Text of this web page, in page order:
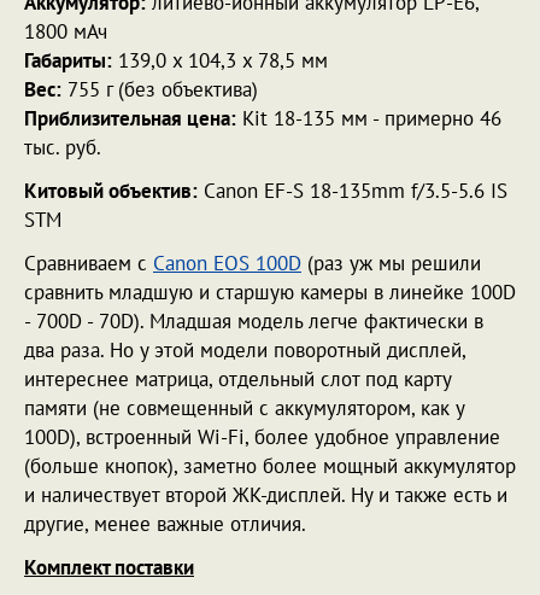
1800 мАч
Габариты: 139,0 x 104,3 x 78,5 мм
Вес: 755 г (без объектива)
Приблизительная цена: Kit 18-135 мм - примерно 46
тыс. руб.
Китовый объектив: Canon EF-S 18-135mm f/3.5-5.6 IS
STM
Сравниваем с Canon EOS 100D (раз уж мы решили
сравнить младшую и старшую камеры в линейке 100D
- 700D - 70D). Младшая модель легче фактически в
два раза. Но у этой модели поворотный дисплей,
интереснее матрица, отдельный слот под карту
памяти (не совмещенный с аккумулятором, как у
100D), встроенный Wi-Fi, более удобное управление
(больше кнопок), заметно более мощный аккумулятор
и наличествует второй ЖК-дисплей. Ну и также есть и
другие, менее важные отличия.
Комплект поставки